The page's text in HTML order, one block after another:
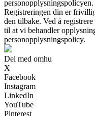
personopplysningspolicyen.
Registreringen din er
den tilbake. Ved å
til at vi behandler
personopplysningspolicy.
Del med omhu
X
Facebook
Instagram
LinkedIn
YouTube
Pinterest